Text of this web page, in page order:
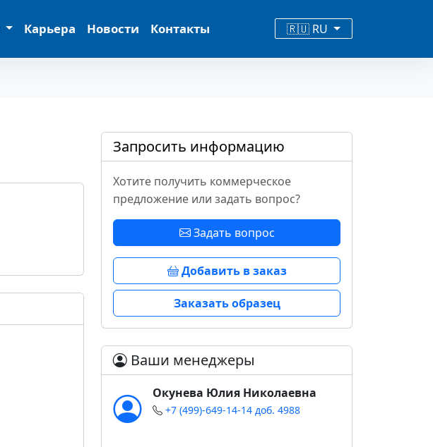
Карьера Новости Контакты 🇷🇺 RU
Запросить информацию
Хотите получить коммерческое
предложение или задать вопрос?
Задать вопрос
Добавить в заказ
Заказать образец
Ваши менеджеры
Окунева Юлия Николаевна
+7 (499)-649-14-14 доб. 4988